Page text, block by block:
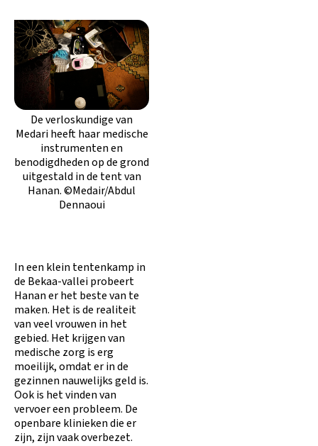
De verloskundige van
Medari heeft haar medische
instrumenten en
benodigdheden op de grond
uitgestald in de tent van
Hanan. ©Medair/Abdul
Dennaoui
In een klein tentenkamp in
de Bekaa-vallei probeert
Hanan er het beste van te
maken. Het is de realiteit
van veel vrouwen in het
gebied. Het krijgen van
medische zorg is erg
moeilijk, omdat er in de
gezinnen nauwelijks geld is.
Ook is het vinden van
vervoer een probleem. De
openbare klinieken die er
zijn, zijn vaak overbezet.